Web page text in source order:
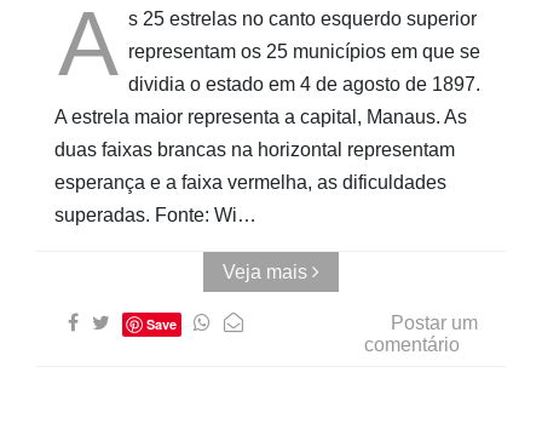
A s 25 estrelas no canto esquerdo superior
representam os 25 municípios em que se
dividia o estado em 4 de agosto de 1897.
A estrela maior representa a capital, Manaus. As
duas faixas brancas na horizontal representam
esperança e a faixa vermelha, as dificuldades
superadas. Fonte: Wi…
Veja mais
Save
Postar um
comentário